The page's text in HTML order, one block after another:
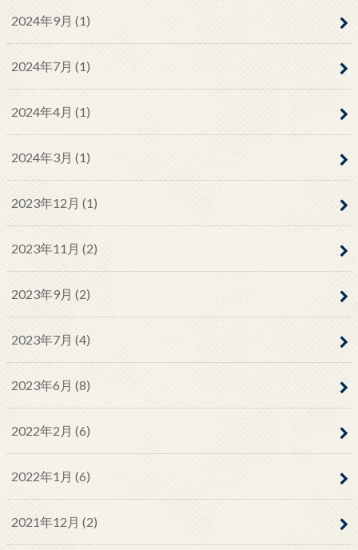
2024年9月 (1)
2024年7月 (1)
2024年4月 (1)
2024年3月 (1)
2023年12月 (1)
2023年11月 (2)
2023年9月 (2)
2023年7月 (4)
2023年6月 (8)
2022年2月 (6)
2022年1月 (6)
2021年12月 (2)